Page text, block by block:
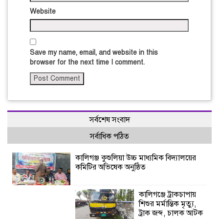
Website
Save my name, email, and website in this
browser for the next time I comment.
সর্বশেষ সংবাদ
সর্বাধিক পঠিত
কালিগঞ্জ কুশুলিয়া উচ্চ মাধ্যমিক বিদ্যালয়ের
কমিটির অভিষেক অনুষ্ঠিত
কালিগঞ্জে ট্রাকচাপায়
শিশুর মর্মান্তিক মৃত্যু,
ট্রাক জব্দ, চালক আটক